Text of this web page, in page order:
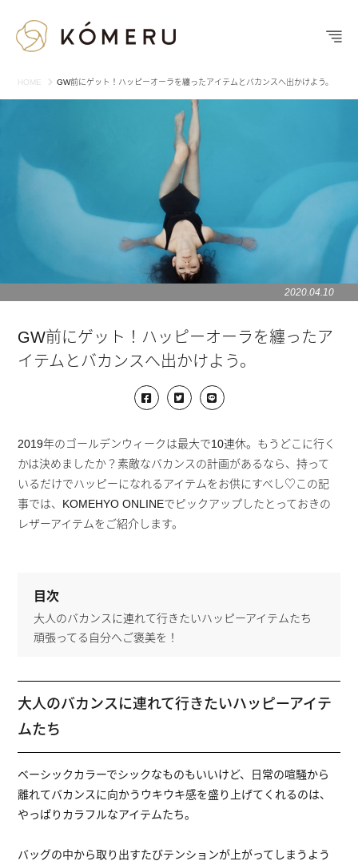
HOME GW前にゲット！ハッピーオーラを纏ったアイテムとバカンスへ出かけよう。
2020.04.10
GW前にゲット！ハッピーオーラを纏ったア
イテムとバカンスへ出かけよう。
2019年のゴールデンウィークは最大で10連休。もうどこに行く
かは決めましたか？素敵なバカンスの計画があるなら、持って
いるだけでハッピーになれるアイテムをお供にすべし♡この記
事では、KOMEHYO ONLINEでピックアップしたとっておきの
レザーアイテムをご紹介します。
目次
大人のバカンスに連れて行きたいハッピーアイテムたち
頑張ってる自分へご褒美を！
大人のバカンスに連れて行きたいハッピーアイテ
ムたち
ベーシックカラーでシックなものもいいけど、日常の喧騒から
離れてバカンスに向かうウキウキ感を盛り上げてくれるのは、
やっぱりカラフルなアイテムたち。
バッグの中から取り出すたびテンションが上がってしまうよう